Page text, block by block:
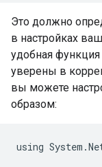
Это должно
в настройках
удобная
уверены в
вы можете
образом:
using